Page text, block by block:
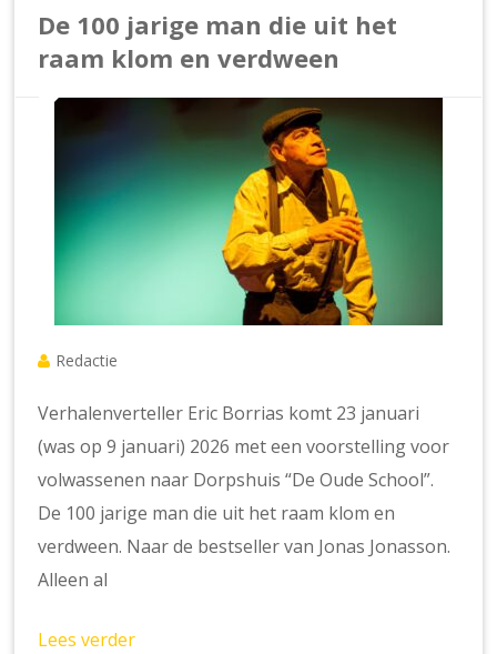
De 100 jarige man die uit het
raam klom en verdween
Redactie
Verhalenverteller Eric Borrias komt 23 januari
(was op 9 januari) 2026 met een voorstelling voor
volwassenen naar Dorpshuis “De Oude School”.
De 100 jarige man die uit het raam klom en
verdween. Naar de bestseller van Jonas Jonasson.
Alleen al
Lees verder